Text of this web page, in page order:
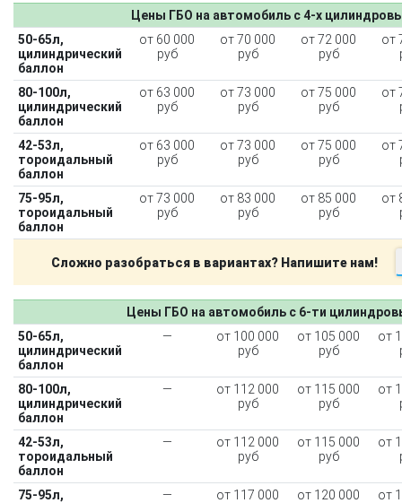
Цены ГБО на автомобиль с 4-х
50-65л,
цилиндрический
баллон
от 60 000
руб
от 70 000
руб
от 72 000
руб
от
80-100л,
цилиндрический
баллон
от 63 000
руб
от 73 000
руб
от 75 000
руб
от
42-53л,
тороидальный
баллон
от 63 000
руб
от 73 000
руб
от 75 000
руб
от
75-95л,
тороидальный
баллон
от 73 000
руб
от 83 000
руб
от 85 000
руб
от
Сложно разобраться в вариантах? Напишите нам!
Цены ГБО на автомобиль с 6-ти
50-65л,
цилиндрический
баллон
—
от 100 000
руб
от 105 000
руб
от
80-100л,
цилиндрический
баллон
—
от 112 000
руб
от 115 000
руб
от
42-53л,
тороидальный
баллон
—
от 112 000
руб
от 115 000
руб
от
75-95л,
—
от 117 000
от 120 000
от